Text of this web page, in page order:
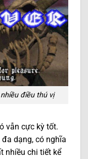
điều thú vị
vẫn cực kỳ tốt.
dạng, có nghĩa
nhiều chi tiết kể